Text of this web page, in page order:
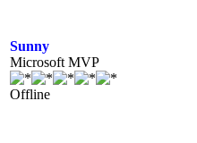
Sunny
Microsoft MVP
Offline